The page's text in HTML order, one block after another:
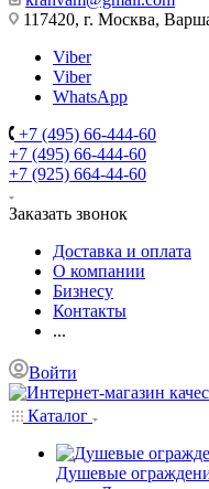
117420, г. Москва,
Viber
Viber
WhatsApp
+7 (495) 66-444-60
+7 (495) 66-444-60
+7 (925) 664-44-60
Заказать звонок
Доставка и оплата
О компании
Бизнесу
Контакты
...
Войти
Каталог
Душевые